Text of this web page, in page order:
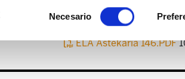
Necesario
ELA Astekaria 146.PDF